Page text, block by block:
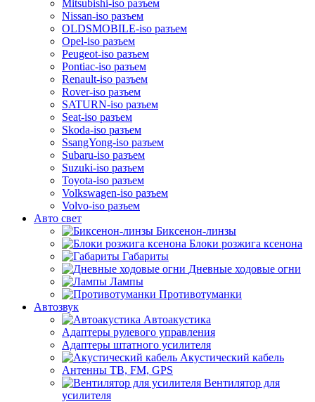
Mitsubishi-iso разъем
Nissan-iso разъем
OLDSMOBILE-iso разъем
Opel-iso разъем
Peugeot-iso разъем
Pontiac-iso разъем
Renault-iso разъем
Rover-iso разъем
SATURN-iso разъем
Seat-iso разъем
Skoda-iso разъем
SsangYong-iso разъем
Subaru-iso разъем
Suzuki-iso разъем
Toyota-iso разъем
Volkswagen-iso разъем
Volvo-iso разъем
Авто свет
Биксенон-линзы
Блоки розжига ксенона
Габариты
Дневные ходовые огни
Лампы
Противотуманки
Автозвук
Автоакустика
Адаптеры рулевого управления
Адаптеры штатного усилителя
Акустический кабель
Антенны ТВ, FM, GPS
Вентилятор для
усилителя